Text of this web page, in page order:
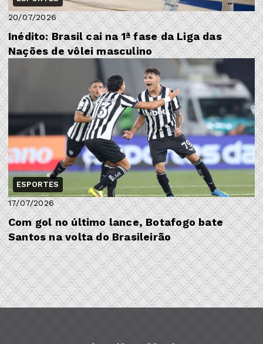
20/07/2026
Inédito: Brasil cai na 1ª fase da Liga das
Nações de vôlei masculino
ESPORTES
17/07/2026
Com gol no último lance, Botafogo bate
Santos na volta do Brasileirão